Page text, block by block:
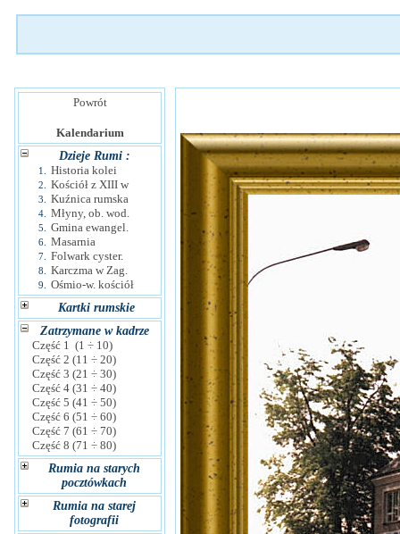
Powrót
Kalendarium
Dzieje Rumi :
1. Historia kolei
2. Kościół z XIII w
3. Kuźnica rumska
4. Młyny, ob. wod.
5. Gmina ewangel.
6. Masarnia
7. Folwark cyster.
8. Karczma w Zag.
9.
Ośmio-w. kościół
Kartki rumskie
Zatrzymane w kadrze
Część 1 (1 ÷ 10)
Część 2 (11 ÷ 20)
Część 3 (21 ÷ 30)
Część 4 (31 ÷ 40)
Część 5 (41 ÷ 50)
Część 6 (51 ÷ 60)
Część 7 (61 ÷ 70)
Część 8 (71 ÷ 80)
Rumia na starych
pocztówkach
Rumia na starej
fotografii